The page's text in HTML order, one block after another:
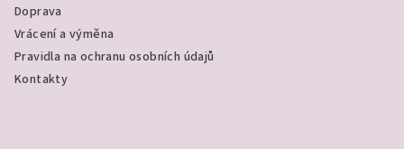
Doprava
Vrácení a výměna
Pravidla na ochranu osobních údajů
Kontakty